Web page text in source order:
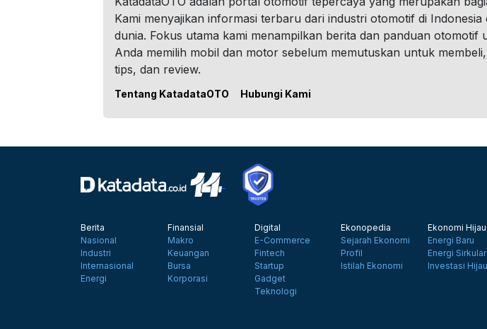
Kami menyajikan informasi terbaru dari industri otomotif di Indonesia
dunia. Fokus utama kami menampilkan berita dan panduan otomotif
Anda memilih mobil dan motor sebelum memutuskan untuk
tips, dan review.
Tentang KatadataOTO Hubungi Kami
Berita
Nasional
Industri
Internasional
Energi
Finansial
Makro
Keuangan
Bursa
Korporasi
Digital
E-Commerce
Fintech
Startup
Gadget
Teknologi
Ekonopedia
Sejarah Ekonomi
Profil
Istilah Ekonomi
Ekonomi Hijau
Energi Baru
Energi Sirkular
Investasi Hijau